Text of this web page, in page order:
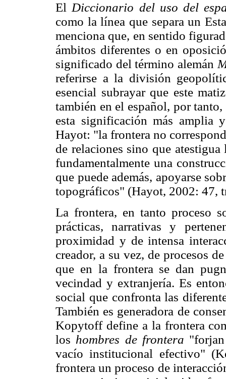
ElDiccionario del uso del
como la línea que separa un
menciona que, en sentido
ámbitos diferentes o en
significado del término alemán
referirse a la división
esencial subrayar que este
también en el español, por
esta significación más amplia
Hayot: "la frontera no
de relaciones sino que
fundamentalmente una
que puede además, apoyarse
topográficos" (Hayot, 2002: 47,
La frontera, en tanto proceso
prácticas, narrativas y
proximidad y de intensa
creador, a su vez, de procesos
que en la frontera se dan
vecindad y extranjería. Es
social que confronta las
También es generadora de
Kopytoff define a la frontera
los hombres de frontera
vacío institucional efectivo"
frontera un proceso de